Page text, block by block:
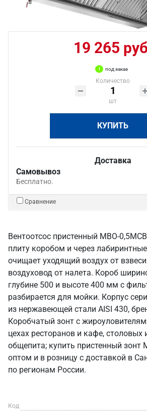
19 265
под заказ
Количество
шт
КУПИТЬ
Доставка
Самовывоз
Бесплатно.
Сравнение
Вентоотсос пристенный МВО-
плиту коробом и через
очищает уходящий воздух от
воздуховод от налета. Короб
глубине 500 и высоте 400 мм с
разбирается для мойки. Корпус
из нержавеющей стали AISI 430,
Коробчатый зонт с
цехах ресторанов и кафе, столовых
общепита; купить пристенный
оптом и в розницу с доставкой в
по регионам России.
Код